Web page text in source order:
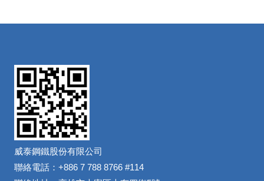
威泰鋼鐵股份有限公司
聯絡電話：+886 7 788 8766 #114